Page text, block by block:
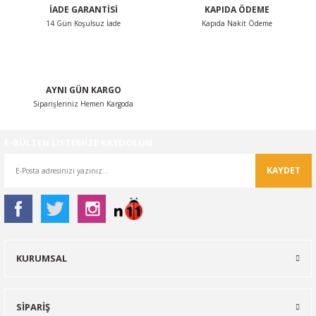
Bu ürüne benzer farklı alternatifler olmalı.
İADE GARANTİSİ
14 Gün Koşulsuz İade
KAPIDA ÖDEME
Kapıda Nakit Ödeme
AYNI GÜN KARGO
Siparişleriniz Hemen Kargoda
KAYDET
KURUMSAL
SİPARİŞ